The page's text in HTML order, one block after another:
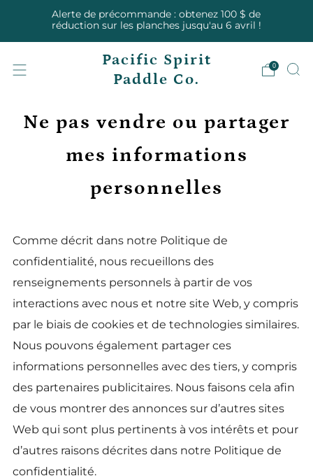
Alerte de précommande : obtenez 100 $ de
réduction sur les planches jusqu'au 6 avril !
Pacific Spirit
Paddle Co.
0
Ne pas vendre ou partager
mes informations
personnelles
Comme décrit dans notre Politique de
confidentialité, nous recueillons des
renseignements personnels à partir de vos
interactions avec nous et notre site Web, y compris
par le biais de cookies et de technologies similaires.
Nous pouvons également partager ces
informations personnelles avec des tiers, y compris
des partenaires publicitaires. Nous faisons cela afin
de vous montrer des annonces sur d’autres sites
Web qui sont plus pertinents à vos intérêts et pour
d’autres raisons décrites dans notre Politique de
confidentialité.